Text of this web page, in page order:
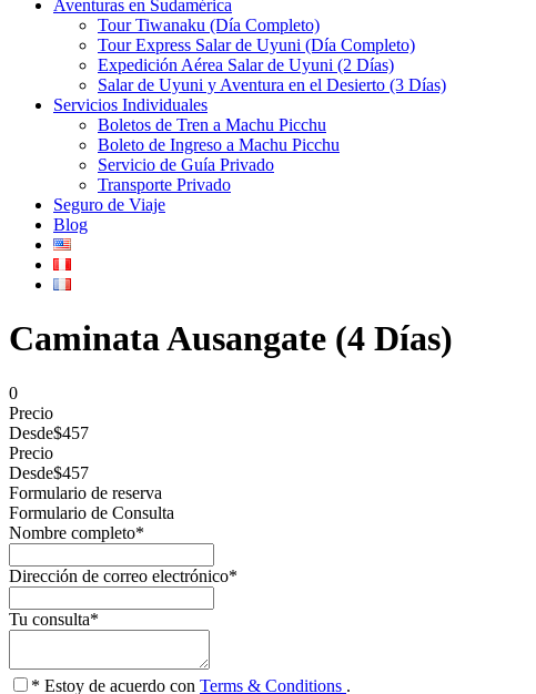
Aventuras en Sudamérica
Tour Tiwanaku (Día Completo)
Tour Express Salar de Uyuni (Día Completo)
Expedición Aérea Salar de Uyuni (2 Días)
Salar de Uyuni y Aventura en el Desierto (3 Días)
Servicios Individuales
Boletos de Tren a Machu Picchu
Boleto de Ingreso a Machu Picchu
Servicio de Guía Privado
Transporte Privado
Seguro de Viaje
Blog
Caminata Ausangate (4 Días)
0
Precio
Desde$457
Precio
Desde$457
Formulario de reserva
Formulario de Consulta
Nombre completo*
Dirección de correo electrónico*
Tu consulta*
* Estoy de acuerdo con Terms & Conditions .